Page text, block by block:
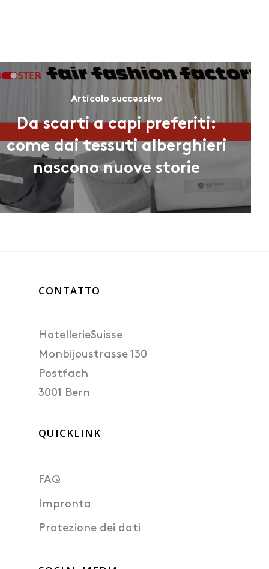
Articolo successivo
Da scarti a capi preferiti:
come dai tessuti alberghieri
nascono nuove storie
CONTATTO
HotellerieSuisse
Monbijoustrasse 130
Postfach
3001 Bern
QUICKLINK
FAQ
Impronta
Protezione dei dati